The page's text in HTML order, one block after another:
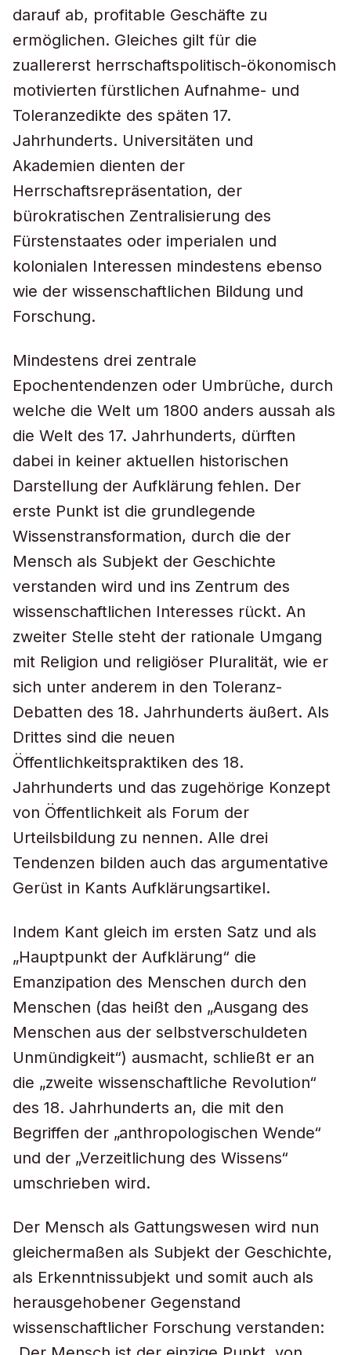
darauf ab, profitable Geschäfte zu
ermöglichen. Gleiches gilt für die
zuallererst herrschaftspolitisch-ökonomisch
motivierten fürstlichen Aufnahme- und
Toleranzedikte des späten 17.
Jahrhunderts. Universitäten und
Akademien dienten der
Herrschaftsrepräsentation, der
bürokratischen Zentralisierung des
Fürstenstaates oder imperialen und
kolonialen Interessen mindestens ebenso
wie der wissenschaftlichen Bildung und
Forschung.
Mindestens drei zentrale
Epochentendenzen oder Umbrüche, durch
welche die Welt um 1800 anders aussah als
die Welt des 17. Jahrhunderts, dürften
dabei in keiner aktuellen historischen
Darstellung der Aufklärung fehlen. Der
erste Punkt ist die grundlegende
Wissenstransformation, durch die der
Mensch als Subjekt der Geschichte
verstanden wird und ins Zentrum des
wissenschaftlichen Interesses rückt. An
zweiter Stelle steht der rationale Umgang
mit Religion und religiöser Pluralität, wie er
sich unter anderem in den Toleranz-
Debatten des 18. Jahrhunderts äußert. Als
Drittes sind die neuen
Öffentlichkeitspraktiken des 18.
Jahrhunderts und das zugehörige Konzept
von Öffentlichkeit als Forum der
Urteilsbildung zu nennen. Alle drei
Tendenzen bilden auch das argumentative
Gerüst in Kants Aufklärungsartikel.
Indem Kant gleich im ersten Satz und als
„Hauptpunkt der Aufklärung“ die
Emanzipation des Menschen durch den
Menschen (das heißt den „Ausgang des
Menschen aus der selbstverschuldeten
Unmündigkeit“) ausmacht, schließt er an
die „zweite wissenschaftliche Revolution“
des 18. Jahrhunderts an, die mit den
Begriffen der „anthropologischen Wende“
und der „Verzeitlichung des Wissens“
umschrieben wird.
Der Mensch als Gattungswesen wird nun
gleichermaßen als Subjekt der Geschichte,
als Erkenntnissubjekt und somit auch als
herausgehobener Gegenstand
wissenschaftlicher Forschung verstanden: